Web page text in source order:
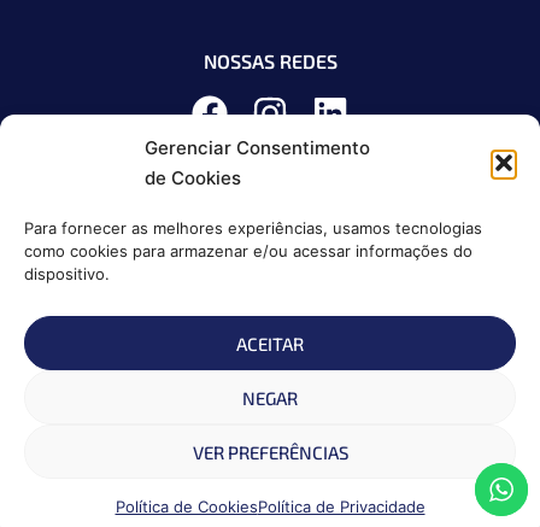
Gerenciar Consentimento
de Cookies
Para fornecer as melhores experiências, usamos tecnologias
como cookies para armazenar e/ou acessar informações do
dispositivo.
ACEITAR
NEGAR
VER PREFERÊNCIAS
Política de CookiesPolítica de Privacidade
NOSSAS REDES
B & S PROVEDORES E SERVICOS INFORMACAO | CNPJ
22.624.710/0001-25
Termos de Uso